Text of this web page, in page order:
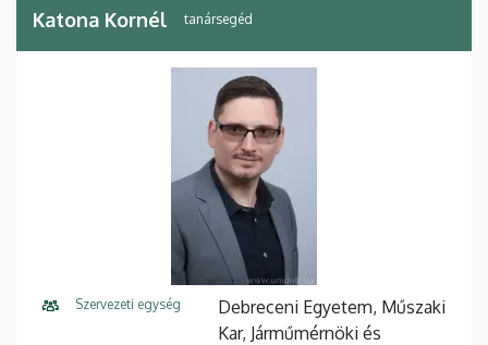
Katona Kornél tanársegéd
Szervezeti egység
Debreceni Egyetem, Műszaki
Kar, Járműmérnöki és